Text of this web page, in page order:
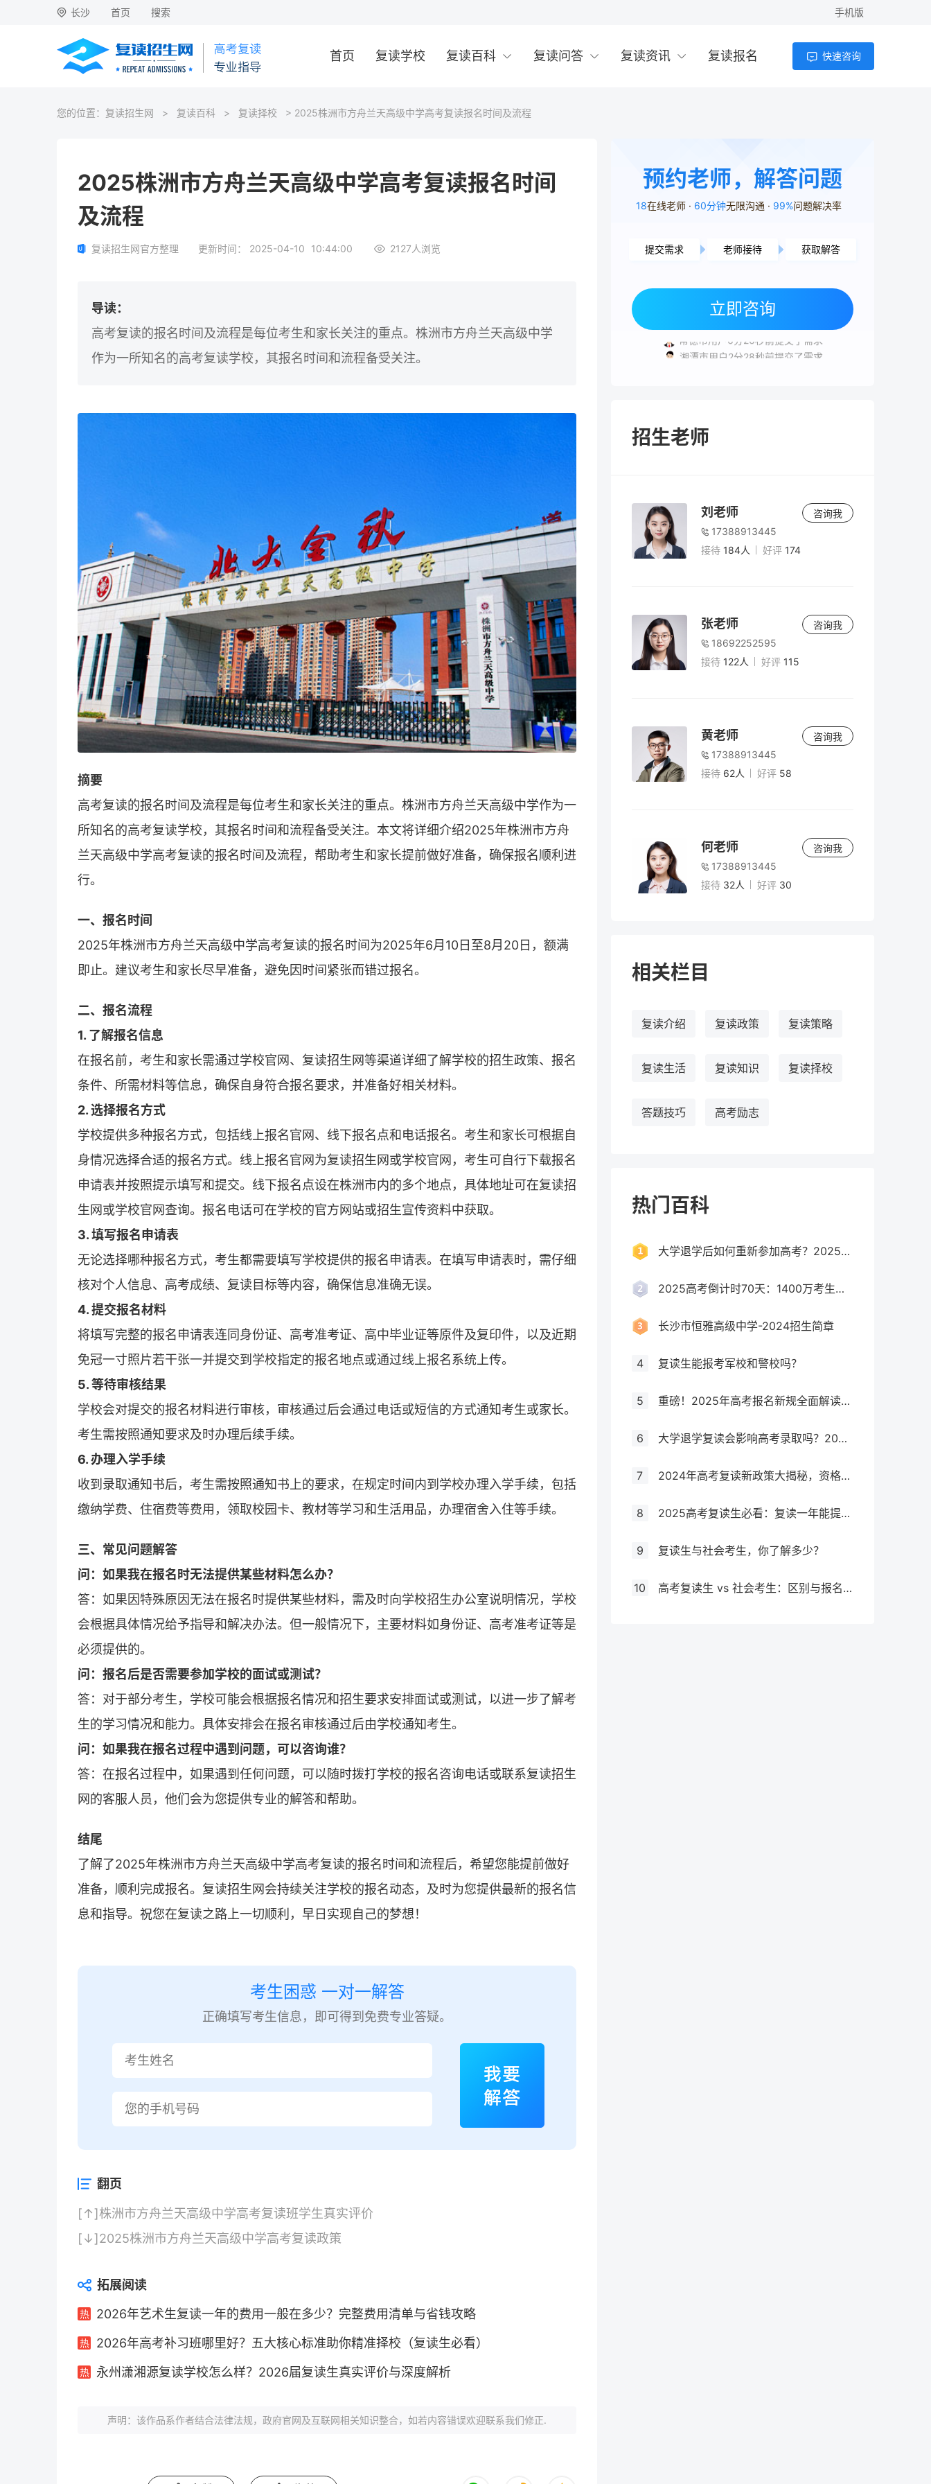
长沙 首页 搜索 手机版
首页 复读学校 复读百科 复读问答 复读资讯 复读报名 快速咨询
您的位置： 复读招生网 > 复读百科 > 复读择校 > 2025株洲市方舟兰天高级中学高考复读报名时间及流程
2025株洲市方舟兰天高级中学高考复读报名时间
及流程
复读招生网官方整理 更新时间： 2025-04-10 10:44:00 2127 人浏览
导读：
高考复读的报名时间及流程是每位考生和家长关注的重点。株洲市方舟兰天高级中学
作为一所知名的高考复读学校，其报名时间和流程备受关注。
摘要
高考复读的报名时间及流程是每位考生和家长关注的重点。株洲市方舟兰天高级中学作为一
所知名的高考复读学校，其报名时间和流程备受关注。本文将详细介绍2025年株洲市方舟
兰天高级中学高考复读的报名时间及流程，帮助考生和家长提前做好准备，确保报名顺利进
行。
一、报名时间
2025年株洲市方舟兰天高级中学高考复读的报名时间为2025年6月10日至8月20日，额满
即止。建议考生和家长尽早准备，避免因时间紧张而错过报名。
二、报名流程
1. 了解报名信息
在报名前，考生和家长需通过学校官网、 复读招生网等渠道详细了解学校的招生政策、报名
条件、所需材料等信息，确保自身符合报名要求，并准备好相关材料。
2. 选择报名方式
学校提供多种报名方式，包括线上报名官网、线下报名点和电话报名。考生和家长可根据自
身情况选择合适的报名方式。线上报名官网为复读招生网或学校官网，考生可自行下载报名
申请表并按照提示填写和提交。线下报名点设在株洲市内的多个地点，具体地址可在复读招
生网或学校官网查询。报名电话可在学校的官方网站或招生宣传资料中获取。
3. 填写报名申请表
无论选择哪种报名方式，考生都需要填写学校提供的报名申请表。在填写申请表时，需仔细
核对个人信息、高考成绩、 复读目标等内容，确保信息准确无误。
4. 提交报名材料
将填写完整的报名申请表连同身份证、高考准考证、高中毕业证等原件及复印件，以及近期
免冠一寸照片若干张一并提交到学校指定的报名地点或通过线上报名系统上传。
5. 等待审核结果
学校会对提交的报名材料进行审核，审核通过后会通过电话或短信的方式通知考生或家长。
考生需按照通知要求及时办理后续手续。
6. 办理入学手续
收到录取通知书后，考生需按照通知书上的要求，在规定时间内到学校办理入学手续，包括
缴纳学费、住宿费等费用，领取校园卡、教材等学习和生活用品，办理宿舍入住等手续。
三、常见问题解答
问：如果我在报名时无法提供某些材料怎么办？
答：如果因特殊原因无法在报名时提供某些材料，需及时向学校招生办公室说明情况，学校
会根据具体情况给予指导和解决办法。但一般情况下，主要材料如身份证、高考准考证等是
必须提供的。
问：报名后是否需要参加学校的面试或测试？
答：对于部分考生，学校可能会根据报名情况和招生要求安排面试或测试，以进一步了解考
生的学习情况和能力。具体安排会在报名审核通过后由学校通知考生。
问：如果我在报名过程中遇到问题，可以咨询谁？
答：在报名过程中，如果遇到任何问题，可以随时拨打学校的报名咨询电话或联系复读招生
网的客服人员，他们会为您提供专业的解答和帮助。
结尾
了解了2025年株洲市方舟兰天高级中学高考复读的报名时间和流程后，希望您能提前做好
准备，顺利完成报名。 复读招生网会持续关注学校的报名动态，及时为您提供最新的报名信
息和指导。祝您在复读之路上一切顺利，早日实现自己的梦想！
考生困惑 一对一解答
正确填写考生信息，即可得到免费专业答疑。
翻页
[↑]株洲市方舟兰天高级中学高考复读班学生真实评价
[↓]2025株洲市方舟兰天高级中学高考复读政策
拓展阅读
2026年艺术生复读一年的费用一般在多少？完整费用清单与省钱攻略
2026年高考补习班哪里好？五大核心标准助你精准择校（复读生必看）
永州潇湘源复读学校怎么样？2026届复读生真实评价与深度解析
声明：该作品系作者结合法律法规，政府官网及互联网相关知识整合，如若内容错误欢迎联系我们修正.
预约老师，解答问题
18在线老师 60分钟无限沟通 99%问题解决率
提交需求 老师接待 获取解答
立即咨询
长沙市用户5分10秒前提交了需求
益阳市用户6分13秒前提交了需求
常德市用户6分26秒前提交了需求
湘潭市用户2分28秒前提交了需求
招生老师
刘老师
17388913445
接待 184人 好评 174
咨询我
张老师
18692252595
接待 122人 好评 115
咨询我
黄老师
17388913445
接待 62人 好评 58
咨询我
何老师
17388913445
接待 32人 好评 30
咨询我
相关栏目
复读介绍 复读政策 复读策略
复读生活 复读知识 复读择校
答题技巧 高考励志
热门百科
大学退学后如何重新参加高考？2025年最新政策全解析
2025高考倒计时70天：1400万考生创历史新高，复读生占比突破40%！
长沙市恒雅高级中学-2024招生简章
4 复读生能报考军校和警校吗？
5 重磅！2025年高考报名新规全面解读，这些考生将失去报考资格！
6 大学退学复读会影响高考录取吗？2025年最新政策解读与成功策略
7 2024年高考复读新政策大揭秘，资格、次数、课程全解析
8 2025高考复读生必看：复读一年能提多少分？关键因素大揭秘！
9 复读生与社会考生，你了解多少？
10 高考复读生 vs 社会考生：区别与报名要求全解析